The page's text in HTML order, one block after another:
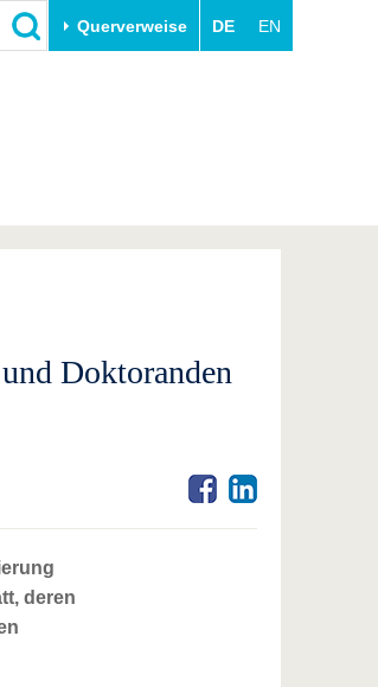
Querverweise DE EN
Doktoranden
deren